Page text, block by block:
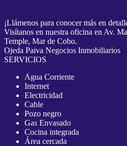
¡Llámenos para conocer más en
Visítanos en nuestra oficina en Av.
Temple, Mar de Cobo.
Ojeda Paiva Negocios Inmobiliarios
SERVICIOS
Agua Corriente
Internet
Electricidad
Cable
Pozo negro
Gas Envasado
Cocina integrada
Área cercada